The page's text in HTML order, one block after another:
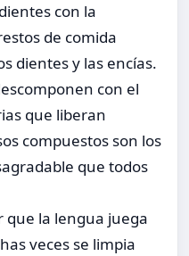
con la
de comida
dientes y las encías.
con el
que liberan
compuestos son los
que todos
que la lengua juega
veces se limpia